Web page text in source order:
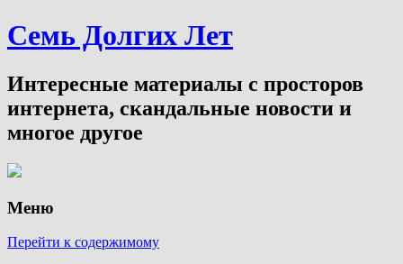
Семь Долгих Лет
Интересные материалы с просторов
интернета, скандальные новости и
многое другое
Меню
Перейти к содержимому